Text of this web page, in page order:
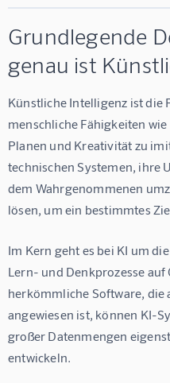
Grundlegende
genau ist
Künstliche Intelligenz ist die
menschliche Fähigkeiten
Planen und Kreativität zu
technischen Systemen, ihre
dem Wahrgenommenen
lösen, um ein bestimmtes
Im Kern geht es bei KI um
Lern- und Denkprozesse
herkömmliche Software,
angewiesen ist, können KI-
großer Datenmengen
entwickeln.